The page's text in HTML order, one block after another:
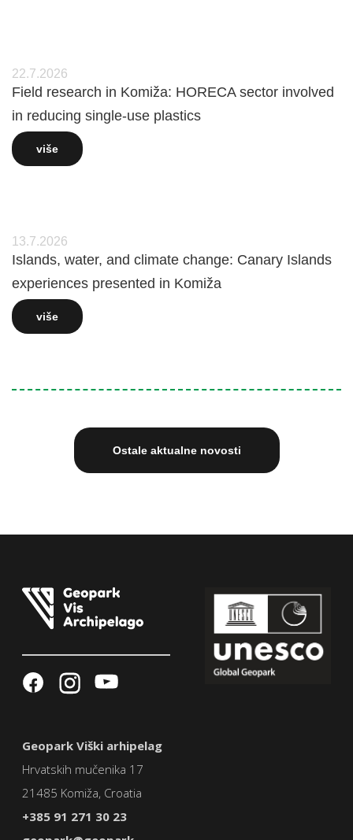
22.7.2026
Field research in Komiža: HORECA sector involved
in reducing single-use plastics
više
13.7.2026
Islands, water, and climate change: Canary Islands
experiences presented in Komiža
više
Ostale aktualne novosti
Geopark Viški arhipelag
Hrvatskih mučenika 17
21485 Komiža, Croatia
+385 91 271 30 23